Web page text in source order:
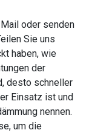
oder senden
Sie uns
haben, wie
der
desto schneller
Einsatz ist und
nennen.
um die